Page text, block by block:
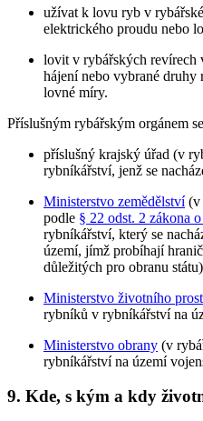
užívat k lovu ryb v
elektrického proudu nebo
lovit v rybářských revírech
hájení nebo vybrané druhy
lovné míry.
Příslušným rybářským orgánem
příslušný krajský úřad (v
rybníkářství, jenž se
Ministerstvo zemědělství(v
podle § 22 odst. 2 zákona
rybníkářství, který se
území, jímž probíhají
důležitých pro obranu
Ministerstvo životního
rybníků v rybníkářství na
Ministerstvo obrany (v
rybníkářství na území
9. Kde, s kým a kdy